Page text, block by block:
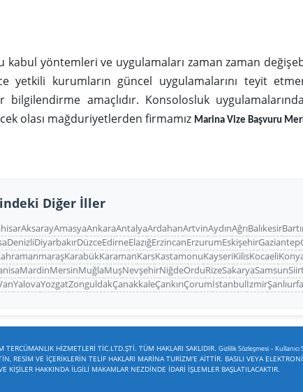
kabul yöntemleri ve uygulamaları zaman zaman
yetkili kurumların güncel uygulamalarını teyit
amaçlıdır. Konsolosluk
olası mağduriyetlerden firmamız Marina Vize Başvuru
Diğer İller
AksarayAmasyaAnkaraAntalyaArdahanArtvinAydınAğrıBalıkesir
DenizliDiyarbakırDüzceEdirneElazığErzincanErzurumEskişehirGaziantep
KarabükKaramanKarsKastamonuKayseriKilisKocaeli
MardinMersinMuğlaMuşNevşehirNiğdeOrduRizeSakaryaSamsun
YalovaYozgatZonguldakÇanakkaleÇankırıÇorumİstanbulİzmirŞanlıurfa
HİZMETLERİ TİC.LTD.ŞTİ. TÜM HAKLARI SAKLIDIR. Gizlilik Sözleşmesi - Kullanıcı
RESİM VE İÇERİKLERİN TELİF HAKLARI MARİNA TURİZM'E AİTTİR. BASILI VEYA
KİŞİLER HAKKINDA İLGİLİ MAKAMLAR NEZDİNDE İDARİ İŞLEMLER BAŞLATILACAKTIR.